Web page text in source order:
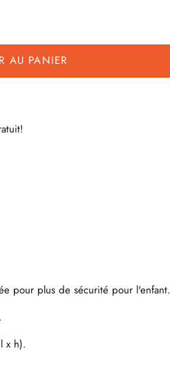
AU PANIER
pour plus de sécurité pour l'enfant.
x h).